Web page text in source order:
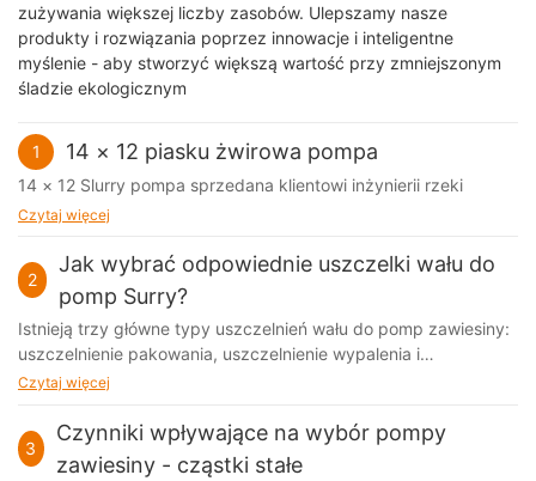
zużywania większej liczby zasobów. Ulepszamy nasze
produkty i rozwiązania poprzez innowacje i inteligentne
myślenie - aby stworzyć większą wartość przy zmniejszonym
śladzie ekologicznym
1 14 × 12 piasku żwirowa pompa
14 × 12 Slurry pompa sprzedana klientowi inżynierii rzeki
Czytaj więcej
2
Jak wybrać odpowiednie uszczelki wału do
pomp Surry?
Istnieją trzy główne typy uszczelnień wału do pomp zawiesiny:
uszczelnienie pakowania, uszczelnienie wypalenia i
uszczelnienie mechaniczne
Czytaj więcej
3
Czynniki wpływające na wybór pompy
zawiesiny - cząstki stałe